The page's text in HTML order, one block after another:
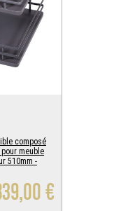
composé
meuble
510mm -
€